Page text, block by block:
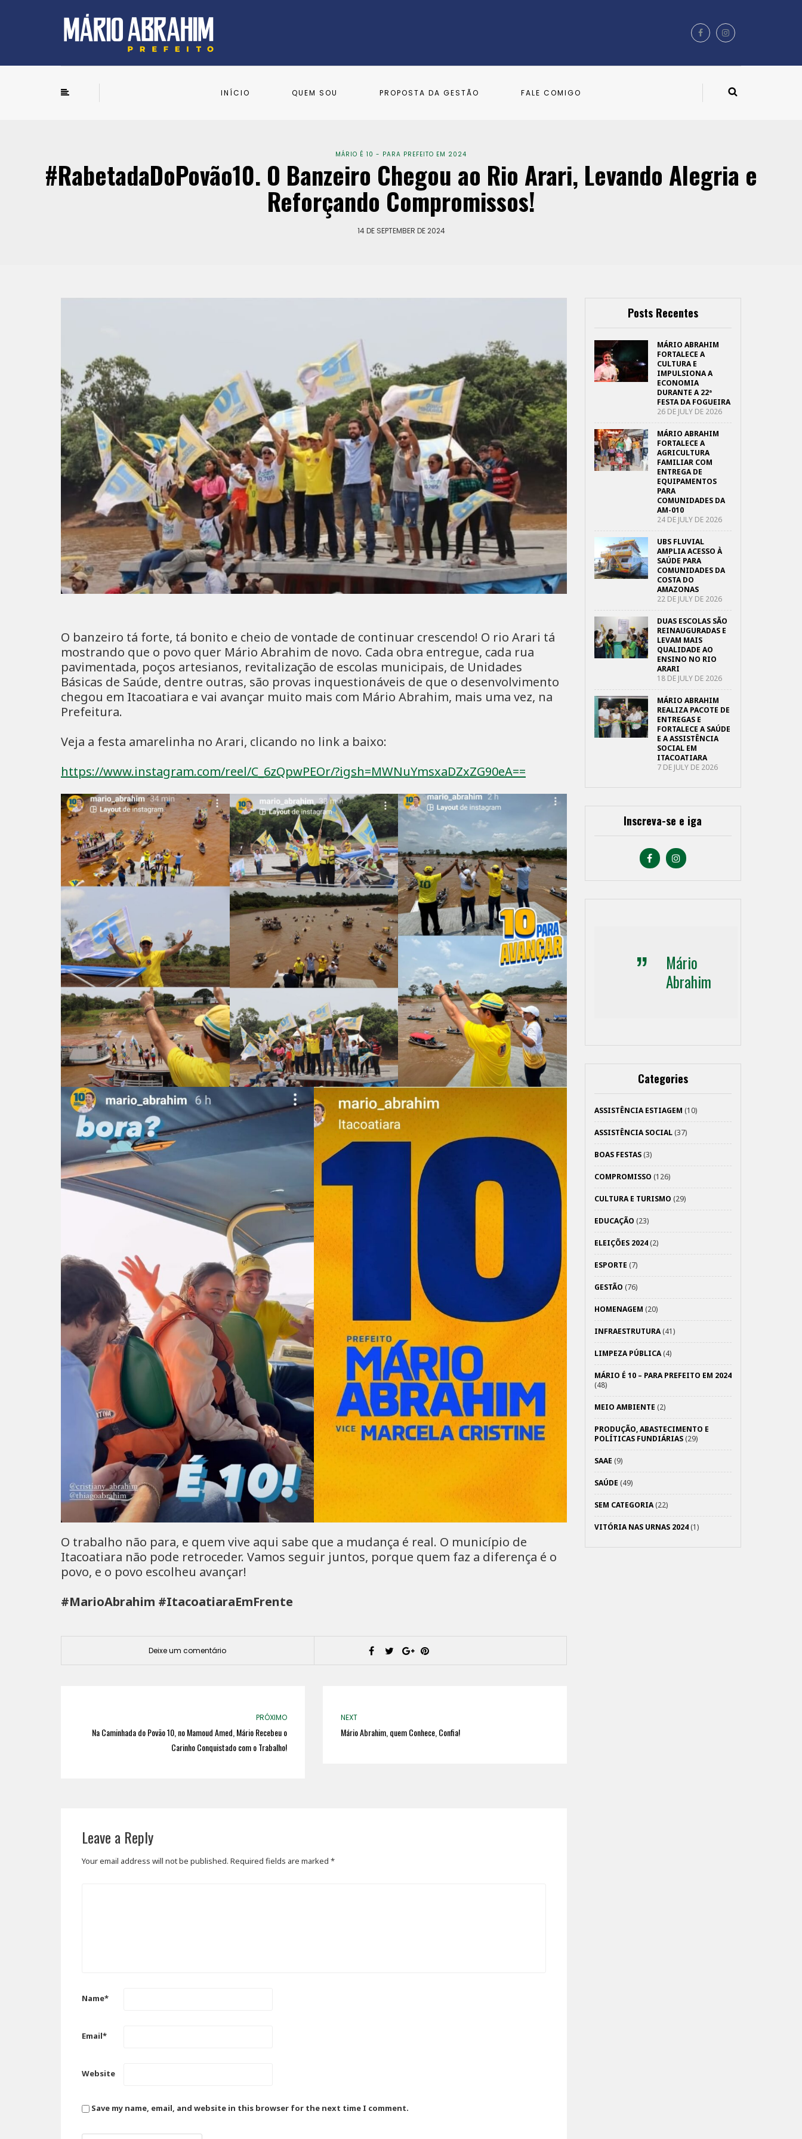
INÍCIO QUEM SOU PROPOSTA DA GESTÃO FALE COMIGO
MÁRIO É 10 - PARA PREFEITO EM 2024
#RabetadaDoPovão10. O Banzeiro Chegou ao Rio Arari, Levando Alegria e
Reforçando Compromissos!
14 DE SEPTEMBER DE 2024
O banzeiro tá forte, tá bonito e cheio de vontade de continuar crescendo! O rio Arari tá
mostrando que o povo quer Mário Abrahim de novo. Cada obra entregue, cada rua
pavimentada, poços artesianos, revitalização de escolas municipais, de Unidades
Básicas de Saúde, dentre outras, são provas inquestionáveis de que o desenvolvimento
chegou em Itacoatiara e vai avançar muito mais com Mário Abrahim, mais uma vez, na
Prefeitura.
Veja a festa amarelinha no Arari, clicando no link a baixo:
https://www.instagram.com/reel/C_6zQpwPEOr/?igsh=MWNuYmsxaDZxZG90eA==
O trabalho não para, e quem vive aqui sabe que a mudança é real. O município de
Itacoatiara não pode retroceder. Vamos seguir juntos, porque quem faz a diferença é o
povo, e o povo escolheu avançar!
#MarioAbrahim #ItacoatiaraEmFrente
Deixe um comentário
PRÓXIMO
Na Caminhada do Povão 10, no Mamoud Amed, Mário Recebeu o
Carinho Conquistado com o Trabalho!
NEXT
Mário Abrahim, quem Conhece, Confia!
Leave a Reply
Your email address will not be published. Required fields are marked *
Name*
Email*
Website
Save my name, email, and website in this browser for the next time I comment.
Posts Recentes
MÁRIO ABRAHIM
FORTALECE A
CULTURA E
IMPULSIONA A
ECONOMIA
DURANTE A 22ª
FESTA DA FOGUEIRA
26 DE JULY DE 2026
MÁRIO ABRAHIM
FORTALECE A
AGRICULTURA
FAMILIAR COM
ENTREGA DE
EQUIPAMENTOS
PARA
COMUNIDADES DA
AM-010
24 DE JULY DE 2026
UBS FLUVIAL
AMPLIA ACESSO À
SAÚDE PARA
COMUNIDADES DA
COSTA DO
AMAZONAS
22 DE JULY DE 2026
DUAS ESCOLAS SÃO
REINAUGURADAS E
LEVAM MAIS
QUALIDADE AO
ENSINO NO RIO
ARARI
18 DE JULY DE 2026
MÁRIO ABRAHIM
REALIZA PACOTE DE
ENTREGAS E
FORTALECE A SAÚDE
E A ASSISTÊNCIA
SOCIAL EM
ITACOATIARA
7 DE JULY DE 2026
Inscreva-se e iga
Mário
Abrahim
Categories
ASSISTÊNCIA ESTIAGEM (10)
ASSISTÊNCIA SOCIAL(37)
BOAS FESTAS(3)
COMPROMISSO (126)
CULTURA E TURISMO (29)
EDUCAÇÃO (23)
ELEIÇÕES 2024(2)
ESPORTE (7)
GESTÃO (76)
HOMENAGEM (20)
INFRAESTRUTURA(41)
LIMPEZA PÚBLICA(4)
MÁRIO É 10 – PARA PREFEITO EM 2024
(48)
MEIO AMBIENTE (2)
PRODUÇÃO, ABASTECIMENTO E
POLÍTICAS FUNDIÁRIAS(29)
SAAE (9)
SAÚDE (49)
SEM CATEGORIA(22)
VITÓRIA NAS URNAS 2024(1)